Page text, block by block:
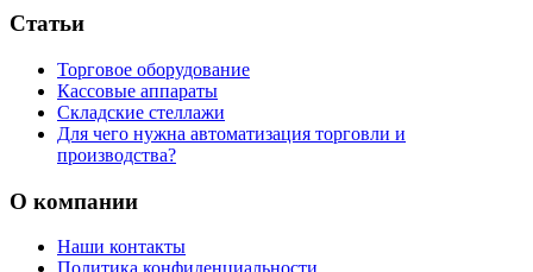
Статьи
Торговое оборудование
Кассовые аппараты
Складские стеллажи
Для чего нужна автоматизация торговли и
производства?
О компании
Наши контакты